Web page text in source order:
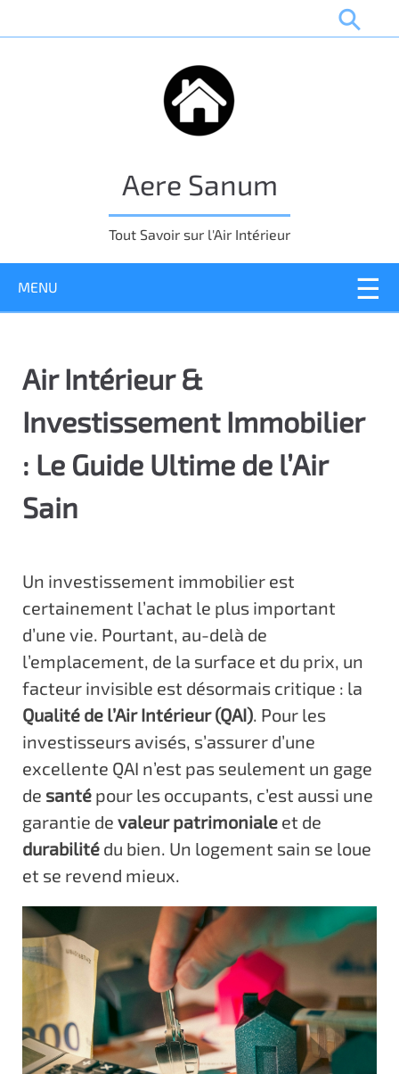
e
u
Aere Sanum
Tout Savoir sur l'Air Intérieur
MENU
Air Intérieur &
Investissement Immobilier
: Le Guide Ultime de l’Air
Sain
Un investissement immobilier est
certainement l’achat le plus important
d’une vie. Pourtant, au-delà de
l’emplacement, de la surface et du prix, un
facteur invisible est désormais critique : la
Qualité de l’Air Intérieur (QAI). Pour les
investisseurs avisés, s’assurer d’une
excellente QAI n’est pas seulement un gage
de santé pour les occupants, c’est aussi une
garantie de valeur patrimoniale et de
durabilité du bien. Un logement sain se loue
et se revend mieux.